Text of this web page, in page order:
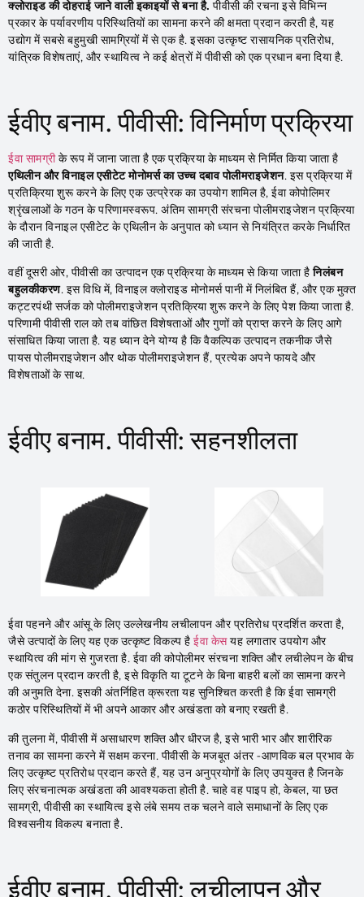
क्लोराइड की दोहराई जाने वाली इकाइयों से बना है. पीवीसी की रचना इसे विभिन्न
प्रकार के पर्यावरणीय परिस्थितियों का सामना करने की क्षमता प्रदान करती है, यह
उद्योग में सबसे बहुमुखी सामग्रियों में से एक है. इसका उत्कृष्ट रासायनिक प्रतिरोध,
यांत्रिक विशेषताएं, और स्थायित्व ने कई क्षेत्रों में पीवीसी को एक प्रधान बना दिया है.
ईवीए बनाम. पीवीसी: विनिर्माण प्रक्रिया
ईवा सामग्रीके रूप में जाना जाता है एक प्रक्रिया के माध्यम से निर्मित किया जाता है
एथिलीन और विनाइल एसीटेट मोनोमर्स का उच्च दबाव पोलीमराइजेशन. इस प्रक्रिया में
प्रतिक्रिया शुरू करने के लिए एक उत्प्रेरक का उपयोग शामिल है, ईवा कोपोलिमर
श्रृंखलाओं के गठन के परिणामस्वरूप. अंतिम सामग्री संरचना पोलीमराइजेशन प्रक्रिया
के दौरान विनाइल एसीटेट के एथिलीन के अनुपात को ध्यान से नियंत्रित करके निर्धारित
की जाती है.
वहीं दूसरी ओर, पीवीसी का उत्पादन एक प्रक्रिया के माध्यम से किया जाता हैनिलंबन
बहुलकीकरण. इस विधि में, विनाइल क्लोराइड मोनोमर्स पानी में निलंबित हैं, और एक मुक्त
कट्टरपंथी सर्जक को पोलीमराइजेशन प्रतिक्रिया शुरू करने के लिए पेश किया जाता है.
परिणामी पीवीसी राल को तब वांछित विशेषताओं और गुणों को प्राप्त करने के लिए आगे
संसाधित किया जाता है. यह ध्यान देने योग्य है कि वैकल्पिक उत्पादन तकनीक जैसे
पायस पोलीमराइजेशन और थोक पोलीमराइजेशन हैं, प्रत्येक अपने फायदे और
विशेषताओं के साथ.
ईवीए बनाम. पीवीसी: सहनशीलता
ईवा पहनने और आंसू के लिए उल्लेखनीय लचीलापन और प्रतिरोध प्रदर्शित करता है,
जैसे उत्पादों के लिए यह एक उत्कृष्ट विकल्प है ईवा केसयह लगातार उपयोग और
स्थायित्व की मांग से गुजरता है. ईवा की कोपोलीमर संरचना शक्ति और लचीलेपन के बीच
एक संतुलन प्रदान करती है, इसे विकृति या टूटने के बिना बाहरी बलों का सामना करने
की अनुमति देना. इसकी अंतर्निहित क्रूरता यह सुनिश्चित करती है कि ईवा सामग्री
कठोर परिस्थितियों में भी अपने आकार और अखंडता को बनाए रखती है.
की तुलना में, पीवीसी में असाधारण शक्ति और धीरज है, इसे भारी भार और शारीरिक
तनाव का सामना करने में सक्षम करना. पीवीसी के मजबूत अंतर -आणविक बल प्रभाव के
लिए उत्कृष्ट प्रतिरोध प्रदान करते हैं, यह उन अनुप्रयोगों के लिए उपयुक्त है जिनके
लिए संरचनात्मक अखंडता की आवश्यकता होती है. चाहे वह पाइप हो, केबल, या छत
सामग्री, पीवीसी का स्थायित्व इसे लंबे समय तक चलने वाले समाधानों के लिए एक
विश्वसनीय विकल्प बनाता है.
ईवीए बनाम. पीवीसी: लचीलापन और